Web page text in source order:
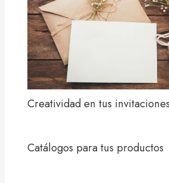
Creatividad en tus
Catálogos para tus productos